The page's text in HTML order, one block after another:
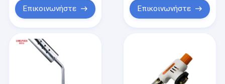
Επικοινωνήστε Επικοινωνήστε